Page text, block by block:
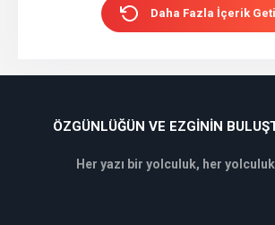
Daha Fazla İçerik
ÖZGÜNLÜĞÜN VE EZGININ
Her yazı bir yolculuk, her